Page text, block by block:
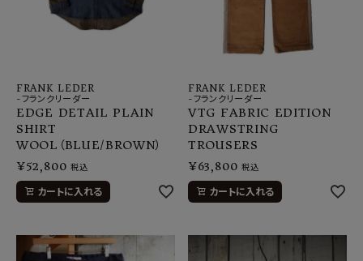
FRANK LEDER
-フランクリーダー
EDGE DETAIL PLAIN
SHIRT
WOOL（BLUE/BROWN）
¥52,800 税込
カートに入れる
FRANK LEDER
-フランクリーダー
VTG FABRIC EDITION
DRAWSTRING
TROUSERS
¥63,800 税込
カートに入れる